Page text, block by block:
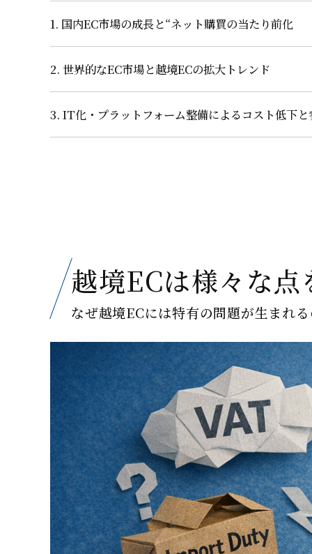
1. 国内EC市場の成長と“ネット購買の当たり前化
2. 世界的なEC市場と越境ECの拡大トレンド
3. IT化・プラットフォーム整備によるコスト低下
越境ECは様々な
なぜ越境ECには特有の問題が生まれ